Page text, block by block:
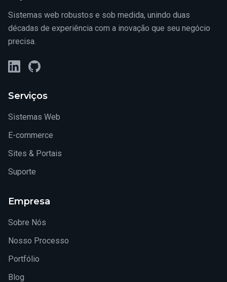
Sistemas web robustos e sob medida, unindo duas
décadas de experiência com a inovação que seu negócio
precisa.
LinkedInGitHub
Serviços
Sistemas Web
E-commerce
Sites & Portais
Suporte
Empresa
Sobre Nós
Nosso Processo
Portfólio
Blog